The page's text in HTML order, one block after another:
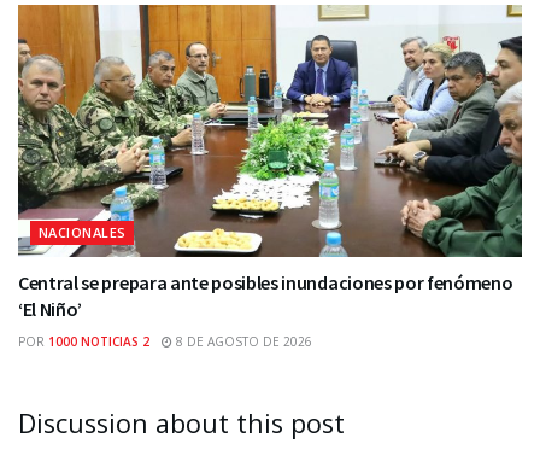
NACIONALES
Central se prepara ante posibles inundaciones por fenómeno
‘El Niño’
POR 1000 NOTICIAS 2 8 DE AGOSTO DE 2026
Discussion about this post